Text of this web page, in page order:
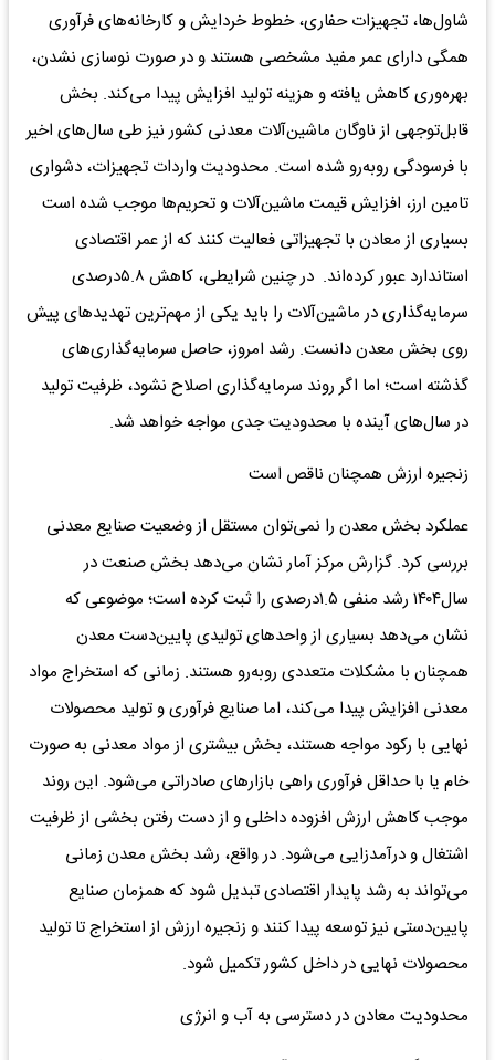
شاول‌ها، تجهیزات حفاری، خطوط خردایش و کارخانه‌های فرآوری
همگی دارای عمر مفید مشخصی هستند و در صورت نوسازی نشدن،
بهره‌وری کاهش یافته و هزینه تولید افزایش پیدا می‌کند. بخش
قابل‌توجهی از ناوگان ماشین‌آلات معدنی کشور نیز طی سال‌های اخیر
با فرسودگی روبه‌رو شده است. محدودیت واردات تجهیزات، دشواری
تامین ارز، افزایش قیمت ماشین‌آلات و تحریم‌ها موجب شده است
بسیاری از معادن با تجهیزاتی فعالیت کنند که از عمر اقتصادی
استاندارد عبور کرده‌اند. در چنین شرایطی، کاهش ۵.۸درصدی
سرمایه‌گذاری در ماشین‌آلات را باید یکی از مهم‌ترین تهدیدهای پیش
روی بخش معدن دانست. رشد امروز، حاصل سرمایه‌گذاری‌های
گذشته است؛ اما اگر روند سرمایه‌گذاری اصلاح نشود، ظرفیت تولید
در سال‌های آینده با محدودیت جدی مواجه خواهد شد.
زنجیره ارزش همچنان ناقص است
عملکرد بخش معدن را نمی‌توان مستقل از وضعیت صنایع معدنی
بررسی کرد. گزارش مرکز آمار نشان می‌دهد بخش صنعت در
سال۱۴۰۴ رشد منفی ۱.۵درصدی را ثبت کرده است؛ موضوعی که
نشان می‌دهد بسیاری از واحدهای تولیدی پایین‌دست معدن
همچنان با مشکلات متعددی روبه‌رو هستند. زمانی که استخراج مواد
معدنی افزایش پیدا می‌کند، اما صنایع فرآوری و تولید محصولات
نهایی با رکود مواجه هستند، بخش بیشتری از مواد معدنی به صورت
خام یا با حداقل فرآوری راهی بازارهای صادراتی می‌شود. این روند
موجب کاهش ارزش افزوده داخلی و از دست رفتن بخشی از ظرفیت
اشتغال و درآمدزایی می‌شود. در واقع، رشد بخش معدن زمانی
می‌تواند به رشد پایدار اقتصادی تبدیل شود که همزمان صنایع
پایین‌دستی نیز توسعه پیدا کنند و زنجیره ارزش از استخراج تا تولید
محصولات نهایی در داخل کشور تکمیل شود.
محدودیت معادن در دسترسی به آب و انرژی